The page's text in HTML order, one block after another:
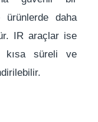
daha
IR araçlar ise
kısa süreli ve